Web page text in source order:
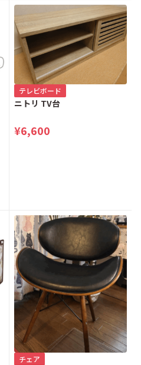
初沢町
東中野
日吉町
松木
三崎町
緑町
南大沢
南町
テレビボード
ニトリ TV台
¥6,600
チェア